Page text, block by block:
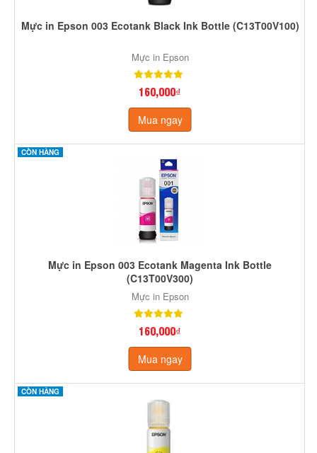
Mực in Epson 003 Ecotank Black Ink Bottle (C13T00V100)
Mực in Epson
160,000₫
Mua ngay
CÒN HÀNG
Mực in Epson 003 Ecotank Magenta Ink Bottle
(C13T00V300)
Mực in Epson
160,000₫
Mua ngay
CÒN HÀNG